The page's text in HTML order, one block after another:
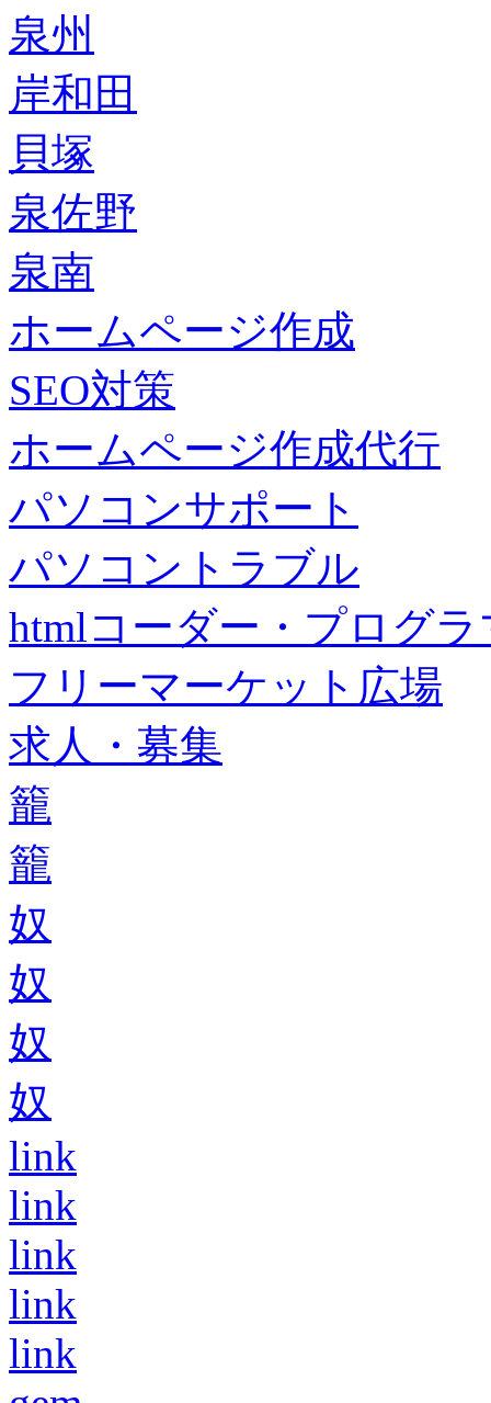
泉州
岸和田
貝塚
泉佐野
泉南
ホームページ作成
SEO対策
ホームページ作成代行
パソコンサポート
パソコントラブル
htmlコーダー・プログラ
フリーマーケット広場
求人・募集
籠
籠
奴
奴
奴
奴
link
link
link
link
link